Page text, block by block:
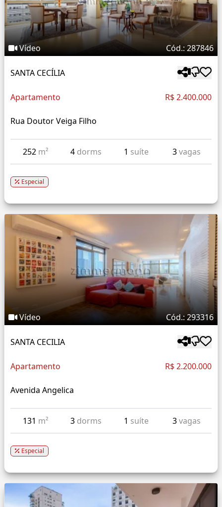
Vídeo Cód.: 287846
SANTA CECÍLIA
Apartamento R$ 2.400.000
Rua Doutor Veiga Filho
252 m² 4 dorms 1 suíte 3vagas
Especial
Vídeo Cód.: 293316
SANTA CECILIA
Apartamento R$ 2.200.000
Avenida Angelica
131 m² 3 dorms 1 suíte 3vagas
Especial